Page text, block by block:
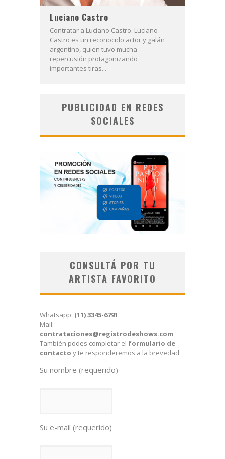
Luciano Castro
Contratar a Luciano Castro. Luciano
Castro es un reconocido actor y galán
argentino, quien tuvo mucha
repercusión protagonizando
importantes tiras...
PUBLICIDAD EN REDES
SOCIALES
CONSULTÁ POR TU
ARTISTA FAVORITO
Whatsapp: (11) 3345-6791
Mail:
contrataciones@registrodeshows.com
También podes completar el formulario de
contacto y te responderemos a la brevedad.
Su nombre (requerido)
Su e-mail (requerido)